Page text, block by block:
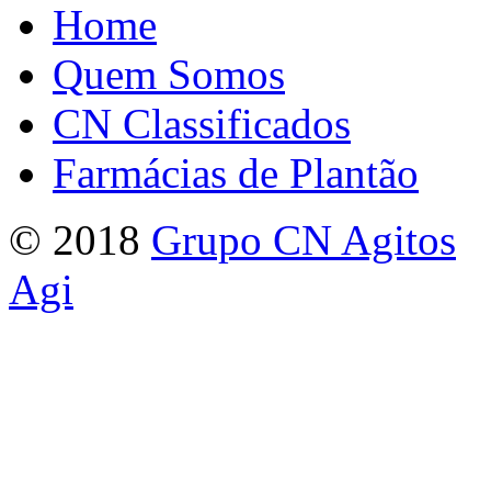
Home
Quem Somos
CN Classificados
Farmácias de Plantão
© 2018 Grupo CN Agitos
Agi